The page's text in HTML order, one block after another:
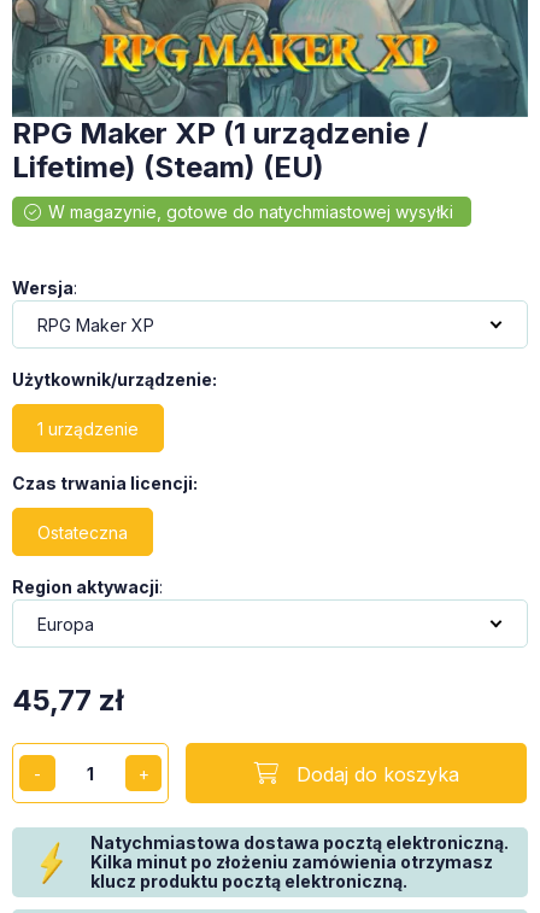
RPG Maker XP (1 urządzenie /
Lifetime) (Steam) (EU)
Wersja:
Użytkownik/urządzenie:
1 urządzenie
Czas trwania licencji:
Ostateczna
Region aktywacji:
45,77 zł
Dodaj do koszyka
Natychmiastowa dostawa pocztą elektroniczną.
Kilka minut po złożeniu zamówienia otrzymasz
klucz produktu pocztą elektroniczną.